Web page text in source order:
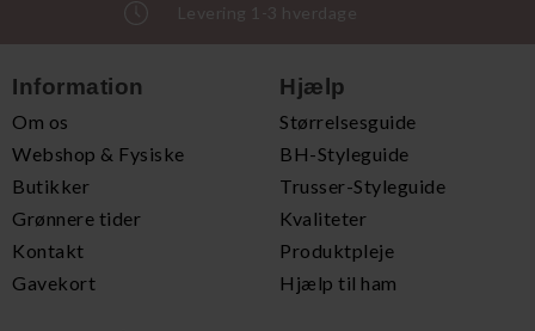
Levering 1-3 hverdage
Information
Om os
Webshop & Fysiske
Butikker
Grønnere tider
Kontakt
Gavekort
Hjælp
Størrelsesguide
BH-Styleguide
Trusser-Styleguide
Kvaliteter
Produktpleje
Hjælp til ham